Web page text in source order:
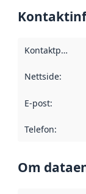
Kontaktpunkt
Nettside:
E-post:
Telefon:
Om